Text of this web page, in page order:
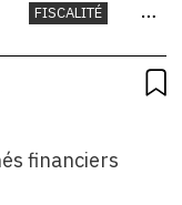
FISCALITÉ